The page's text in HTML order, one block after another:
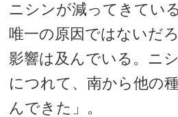
ニシンが減ってきてい
唯一の原因ではないだ
影響は及んでいる。ニ
につれて、南から他の
んできた」。